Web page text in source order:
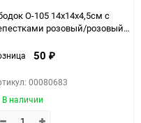
О-105 14х14х4,5см с
розовый/розовый
50 ₽
00080683
В наличии